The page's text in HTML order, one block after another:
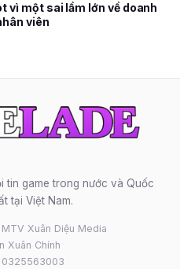
vì một sai lầm lớn về doanh
viên
tin game trong nước và Quốc
tại Việt Nam.
Xuân Diệu Media
Xuân Chính
0325563003